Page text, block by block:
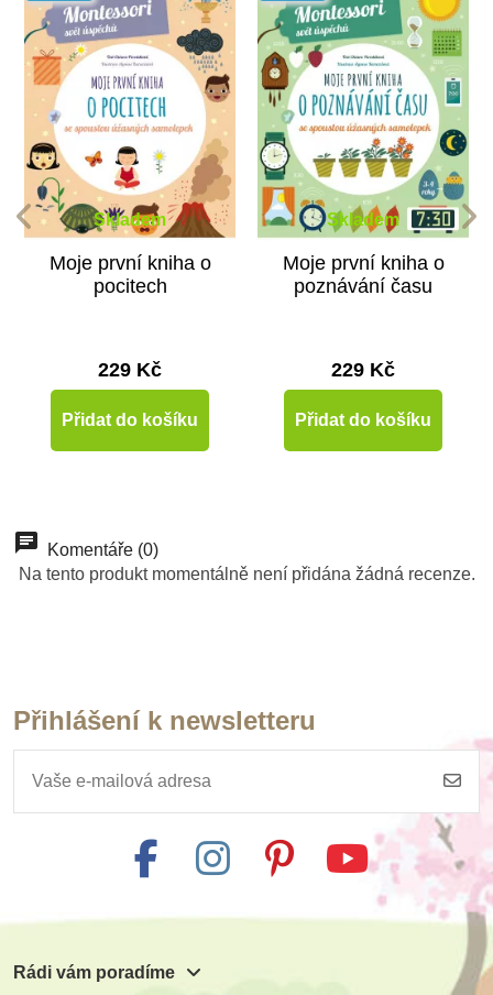
Skladem
Moje první kniha o
pocitech
229 Kč
Přidat do košíku
Skladem
Moje první kniha o
poznávání času
229 Kč
Přidat do košíku
Moje první kniha o
Moje první kniha o
199 Kč
Komentáře (0)
Na tento produkt momentálně není přidána žádná recenze.
Přihlášení k newsletteru
Rádi vám poradíme